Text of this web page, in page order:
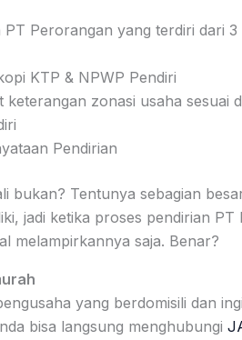
PT Perorangan yang terdiri dari
KTP & NPWP Pendiri
keterangan zonasi usaha sesuai
Pendirian
bukan? Tentunya sebagian
jadi ketika proses pendirian PT
melampirkannya saja. Benar?
yang berdomisili dan
bisa langsung menghubungi